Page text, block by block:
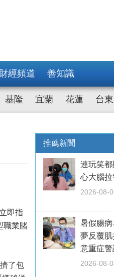
財經頻道 善知識
基隆 宜蘭 花蓮 台東
即指
職業賭
了包
推薦新聞
連玩笑
心大腦拉
2026-08-
暑假腸
夢反覆
意重症警
2026-08-